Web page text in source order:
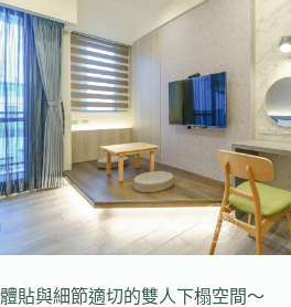
體貼與細節適切的雙人下榻空間～